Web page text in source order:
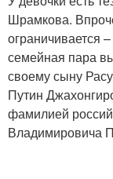
Шрамкова.
ограничивается
семейная пара
своему сыну
Путин
фамилией
Владимировича